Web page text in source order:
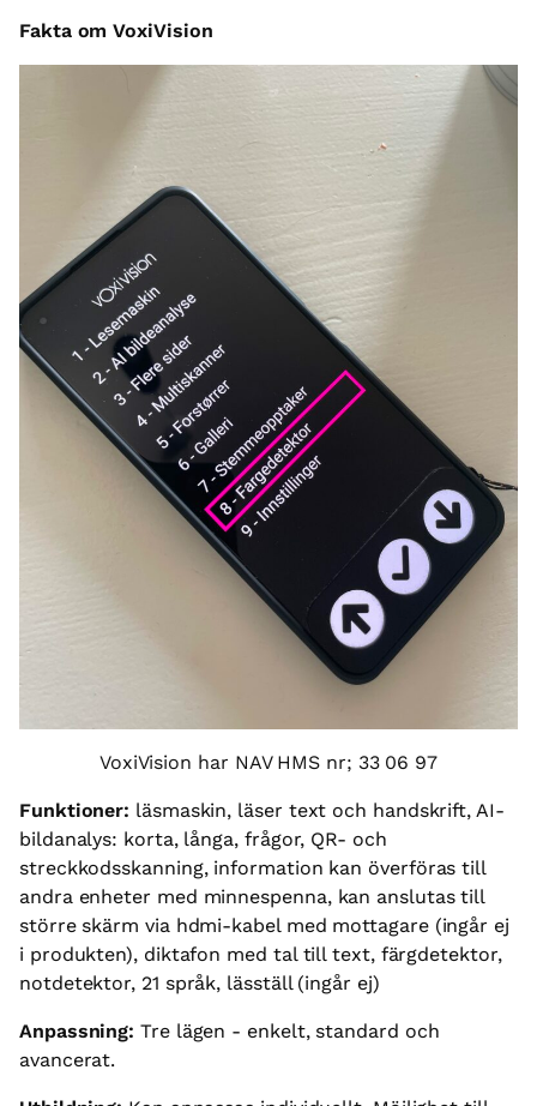
Fakta om VoxiVision
VoxiVision har NAV HMS nr; 33 06 97
Funktioner: läsmaskin, läser text och handskrift, AI-
bildanalys: korta, långa, frågor, QR- och
streckkodsskanning, information kan överföras till
andra enheter med minnespenna, kan anslutas till
större skärm via hdmi-kabel med mottagare (ingår ej
i produkten), diktafon med tal till text, färgdetektor,
notdetektor, 21 språk, läsställ (ingår ej)
Anpassning: Tre lägen - enkelt, standard och
avancerat.